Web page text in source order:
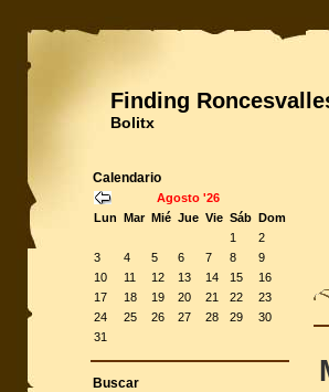
Finding
Bolitx
Calendario
Agosto '26
Lun Mar Mié Jue Vie Sáb Dom
1
2
3
4 5 6 7 8
9
10
11 12 13 14 15
16
17
18 19 20 21 22
23
24
25 26 27 28 29
30
31
Buscar